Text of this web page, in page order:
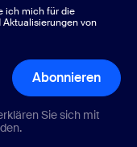
ich mich für die
von
Abonnieren
Sie sich mit